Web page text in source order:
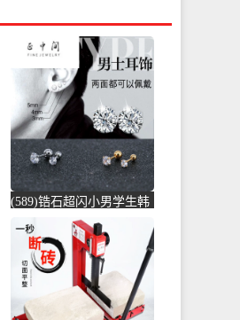
(589)锆石超闪小男学生韩
版耳骨钉钛钢养耳棒防过
敏圆珠女儿-圆棒钢(正中
间旗舰店仅售5.6元)